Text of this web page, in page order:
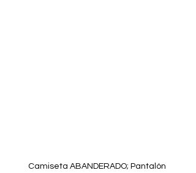
Camiseta ABANDERADO; Pantalón